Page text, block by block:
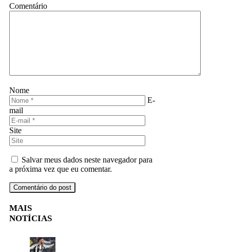
Comentário
Nome
E-
mail
Site
Salvar meus dados neste navegador para
a próxima vez que eu comentar.
MAIS
NOTÍCIAS